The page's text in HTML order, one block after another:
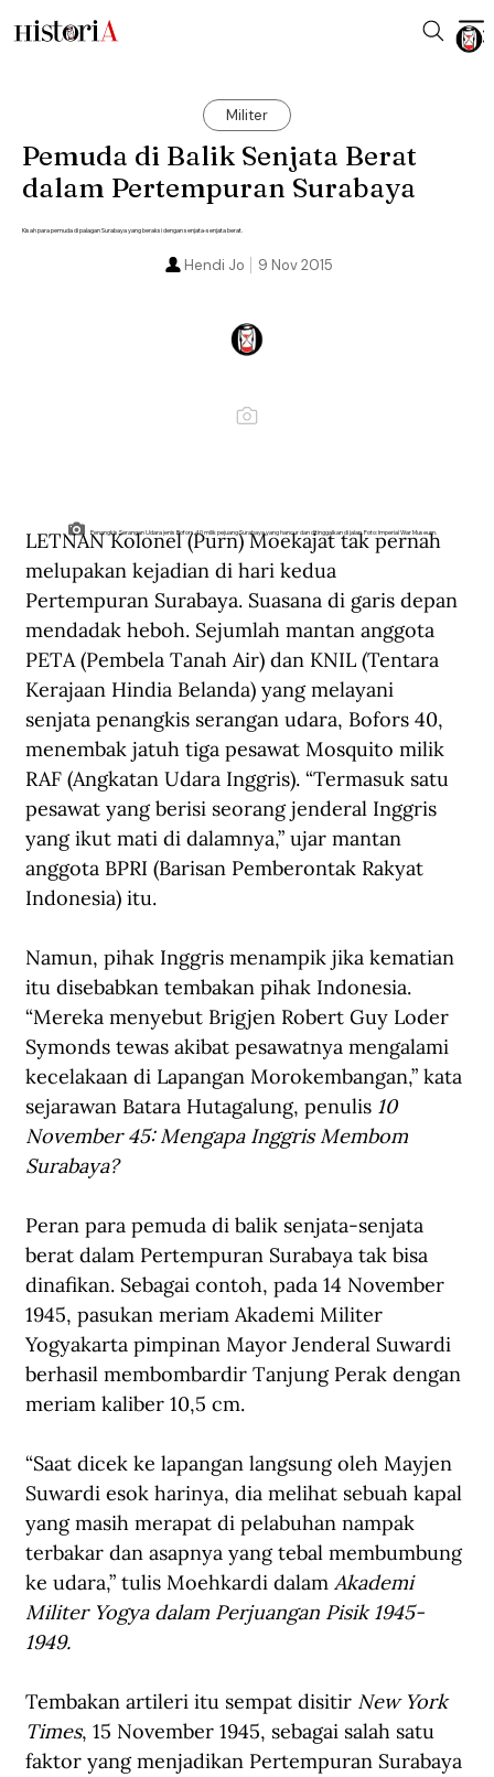
Militer
Pemuda di Balik Senjata Berat
dalam Pertempuran Surabaya
Kisah para pemuda di palagan Surabaya yang beraksi dengan senjata-senjata berat.
9 Nov 2015
Hendi Jo
Penangkis Serangan Udara jenis Bofors 40 milik pejuang Surabaya yang hancur dan ditinggalkan di jalan. Foto: Imperial War Museum.
LETNAN Kolonel (Purn) Moekajat tak pernah
melupakan kejadian di hari kedua
Pertempuran Surabaya. Suasana di garis depan
mendadak heboh. Sejumlah mantan anggota
PETA (Pembela Tanah Air) dan KNIL (Tentara
Kerajaan Hindia Belanda) yang melayani
senjata penangkis serangan udara, Bofors 40,
menembak jatuh tiga pesawat Mosquito milik
RAF (Angkatan Udara Inggris). “Termasuk satu
pesawat yang berisi seorang jenderal Inggris
yang ikut mati di dalamnya,” ujar mantan
anggota BPRI (Barisan Pemberontak Rakyat
Indonesia) itu.
Namun, pihak Inggris menampik jika kematian
itu disebabkan tembakan pihak Indonesia.
“Mereka menyebut Brigjen Robert Guy Loder
Symonds tewas akibat pesawatnya mengalami
kecelakaan di Lapangan Morokembangan,” kata
sejarawan Batara Hutagalung, penulis 10
November 45: Mengapa Inggris Membom
Surabaya?
Peran para pemuda di balik senjata-senjata
berat dalam Pertempuran Surabaya tak bisa
dinafikan. Sebagai contoh, pada 14 November
1945, pasukan meriam Akademi Militer
Yogyakarta pimpinan Mayor Jenderal Suwardi
berhasil membombardir Tanjung Perak dengan
meriam kaliber 10,5 cm.
“Saat dicek ke lapangan langsung oleh Mayjen
Suwardi esok harinya, dia melihat sebuah kapal
yang masih merapat di pelabuhan nampak
terbakar dan asapnya yang tebal membumbung
ke udara,” tulis Moehkardi dalam Akademi
Militer Yogya dalam Perjuangan Pisik 1945-
1949.
Tembakan artileri itu sempat disitir New York
Times, 15 November 1945, sebagai salah satu
faktor yang menjadikan Pertempuran Surabaya